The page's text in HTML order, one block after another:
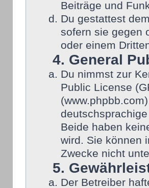
Beiträge und
Du gestattest
sofern sie gegen
oder einem
4. General
Du nimmst zur
Public License
Beide haben
wird. Sie können
Zwecke nicht
5.
Der Betreiber